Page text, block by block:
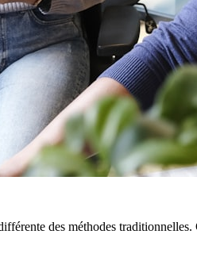
des méthodes